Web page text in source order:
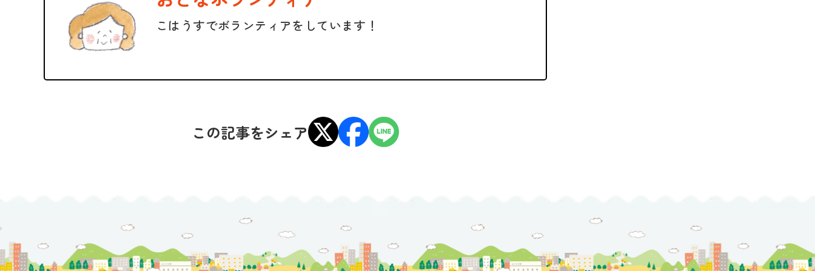
こはうすでボランティアをしています！
この記事をシェア